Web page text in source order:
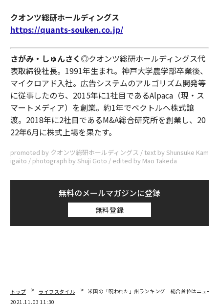
クオンツ総研ホールディングス
https://quants-souken.co.jp/
さがみ・しゅんさく ◎クオンツ総研ホールディングス代
表取締役社長。1991年生まれ。神戸大学農学部卒業後、
マイクロアド入社。広告システムのアルゴリズム開発等
に従事したのち、2015年に1社目であるAlpaca（現・ス
マートメディア）を創業。約1年でベクトルへ株式譲
渡。2018年に2社目であるM&A総合研究所を創業し、20
22年6月に株式上場を果たす。
promoted by クオンツ総研ホールディングス / text by Shunsuke Kam
igaito / photograph by Shuji Goto / edited by Mao Takeda
無料のメールマガジンに登録
無料登録
トップ ライフスタイル
米国の「呪われた」州ランキング 総合首位はニューメ
2021.11.03 11:30